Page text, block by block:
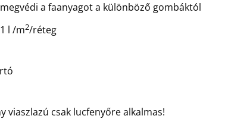
a faanyagot a különböző gombáktól
l /m2/réteg
viaszlazú csak lucfenyőre alkalmas!